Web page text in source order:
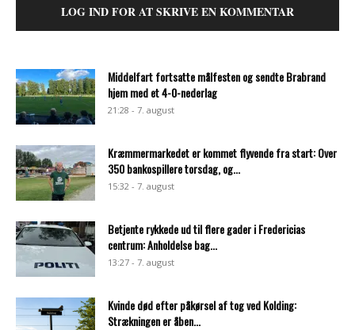
LOG IND FOR AT SKRIVE EN KOMMENTAR
Middelfart fortsatte målfesten og sendte Brabrand
hjem med et 4-0-nederlag
21:28 - 7. august
Kræmmermarkedet er kommet flyvende fra start: Over
350 bankospillere torsdag, og...
15:32 - 7. august
Betjente rykkede ud til flere gader i Fredericias
centrum: Anholdelse bag...
13:27 - 7. august
Kvinde død efter påkørsel af tog ved Kolding:
Strækningen er åben...